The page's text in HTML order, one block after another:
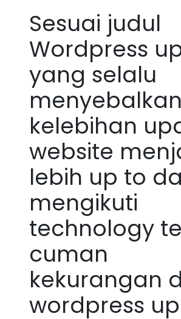
Sesuai judul
Wordpress
yang selalu
kelebihan
website
lebih up to
mengikuti
technology
cuman
kekurangan
wordpress